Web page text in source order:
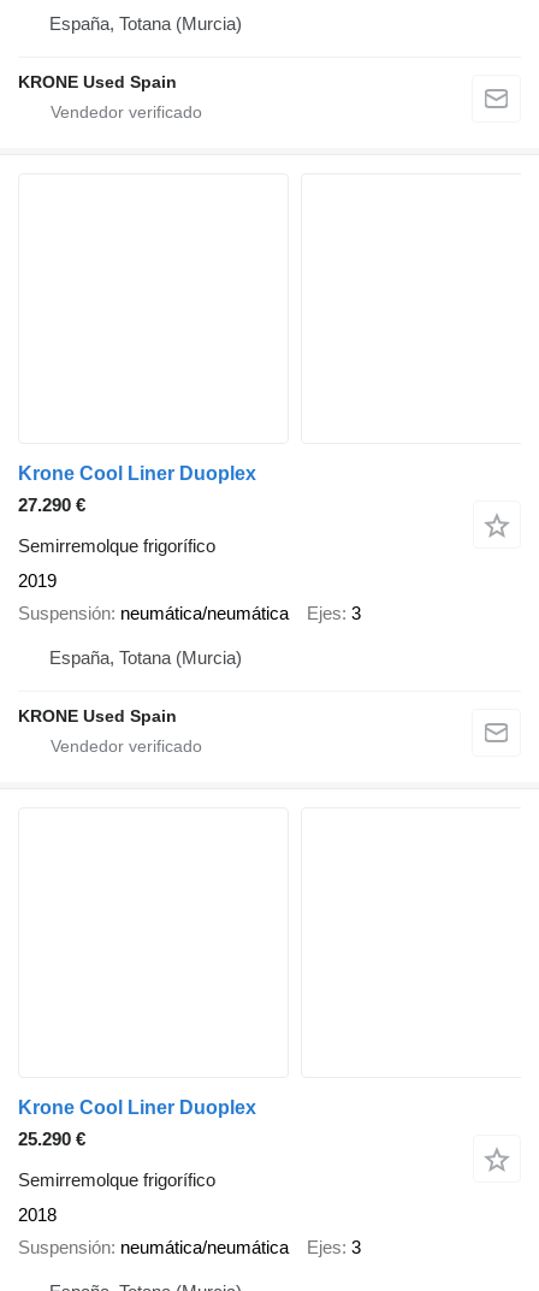
España, Totana (Murcia)
KRONE Used Spain
Krone Cool Liner Duoplex
27.290 €
Semirremolque frigorífico
2019
Suspensión neumática/neumática Ejes 3
España, Totana (Murcia)
KRONE Used Spain
Krone Cool Liner Duoplex
25.290 €
Semirremolque frigorífico
2018
Suspensión neumática/neumática Ejes 3